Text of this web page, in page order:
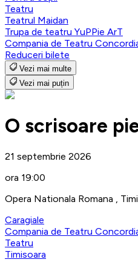
Teatru
Teatrul Maidan
Trupa de teatru YuPPie ArT
Compania de Teatru
Reduceri bilete
Vezi mai multe
Vezi mai puțin
O scrisoare
21 septembrie 2026
ora 19:00
Opera Nationala Romana ,
Caragiale
Compania de Teatru
Teatru
Timisoara